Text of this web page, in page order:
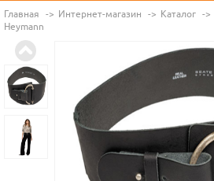
Главная Интернет-магазин Каталог
Нeymann